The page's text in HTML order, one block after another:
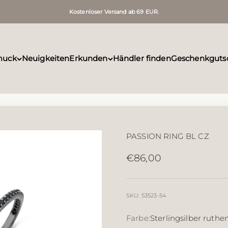
Kostenloser Versand ab 69 EUR.
NeuigkeitenErkunden Händler finden
PASSION RING BL CZ
Angebot
€86,00
SKU: 53523-54
Farbe:Sterlingsilber